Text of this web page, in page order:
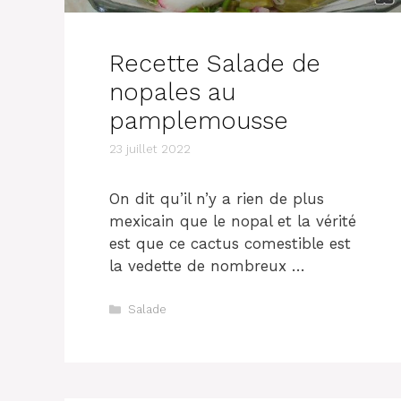
Recette Salade de
nopales au
pamplemousse
23 juillet 2022
On dit qu’il n’y a rien de plus
mexicain que le nopal et la vérité
est que ce cactus comestible est
la vedette de nombreux …
Catégories
Salade